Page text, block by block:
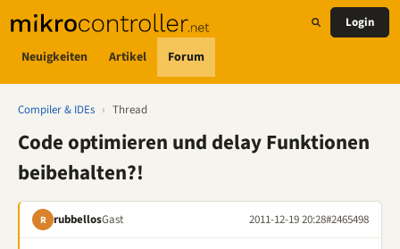
Neuigkeiten Artikel Forum
Login
Compiler & IDEs › Thread
Code optimieren und delay Funktionen
beibehalten?!
R rubbellosGast 2011-12-19 20:28#2465498